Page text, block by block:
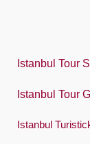
Istanbul Tour
Istanbul Tour
Istanbul